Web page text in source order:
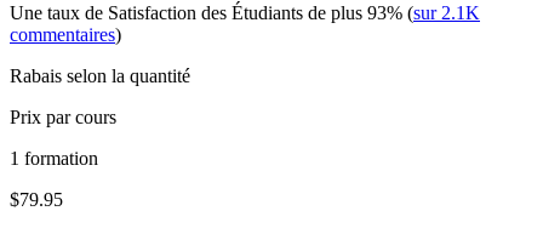
Une taux de Satisfaction des Étudiants de plus 93% (sur 2.1K
commentaires)
Rabais selon la quantité
Prix par cours
1 formation
$79.95